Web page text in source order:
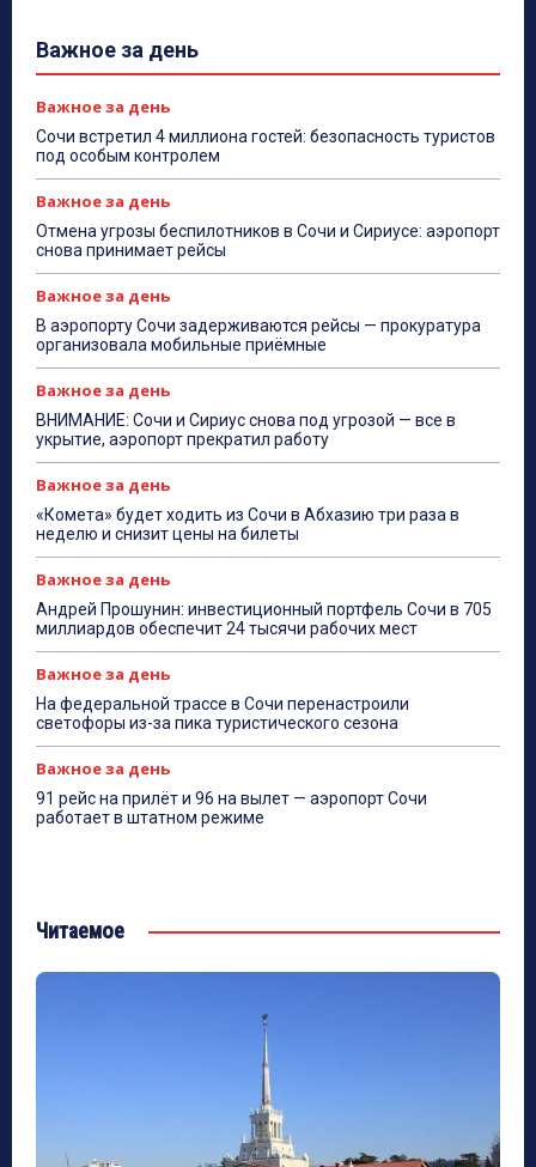
Важное за день
Важное за день
Сочи встретил 4 миллиона гостей: безопасность туристов
под особым контролем
Важное за день
Отмена угрозы беспилотников в Сочи и Сириусе: аэропорт
снова принимает рейсы
Важное за день
В аэропорту Сочи задерживаются рейсы — прокуратура
организовала мобильные приёмные
Важное за день
ВНИМАНИЕ: Сочи и Сириус снова под угрозой — все в
укрытие, аэропорт прекратил работу
Важное за день
«Комета» будет ходить из Сочи в Абхазию три раза в
неделю и снизит цены на билеты
Важное за день
Андрей Прошунин: инвестиционный портфель Сочи в 705
миллиардов обеспечит 24 тысячи рабочих мест
Важное за день
На федеральной трассе в Сочи перенастроили
светофоры из-за пика туристического сезона
Важное за день
91 рейс на прилёт и 96 на вылет — аэропорт Сочи
работает в штатном режиме
Читаемое